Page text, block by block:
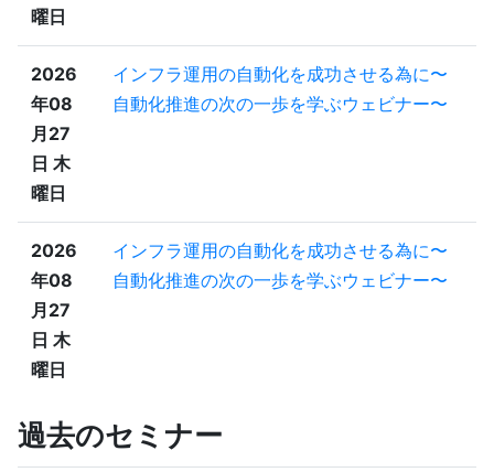
曜日
2026
年08
月27
日 木
曜日
インフラ運用の自動化を成功させる為に〜
自動化推進の次の一歩を学ぶウェビナー〜
2026
年08
月27
日 木
曜日
インフラ運用の自動化を成功させる為に〜
自動化推進の次の一歩を学ぶウェビナー〜
過去のセミナー